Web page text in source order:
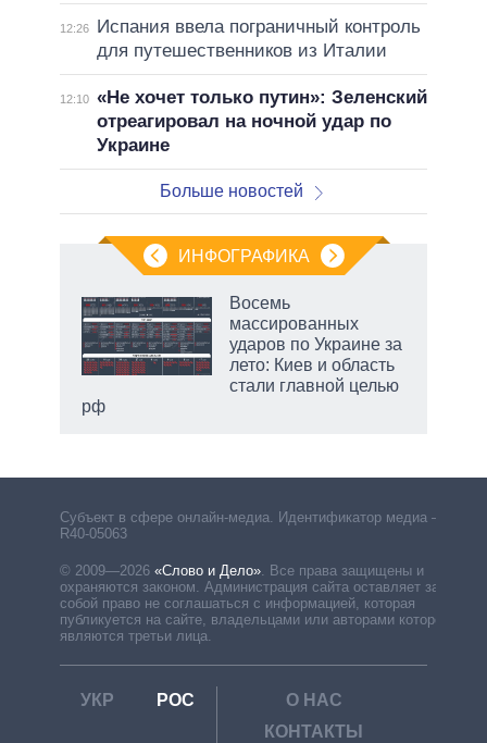
12:26
Испания ввела пограничный контроль
для путешественников из Италии
12:10 «Не хочет только путин»: Зеленский
отреагировал на ночной удар по
Украине
Больше новостей
ИНФОГРАФИКА
Восемь
массированных
ударов по Украине за
лето: Киев и область
стали главной целью
рф
Субъект в сфере онлайн-медиа. Идентификатор медиа –
R40-05063
© 2009—2026 «Слово и Дело»
Все права защищены и
охраняются законом. Администрация сайта оставляет за
собой право не соглашаться с информацией, которая
публикуется на сайте, владельцами или авторами которой
являются третьи лица.
УКР РОС
О НАС
КОНТАКТЫ